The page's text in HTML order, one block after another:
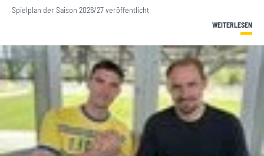
Spielplan der Saison 2026/27 veröffentlicht
WEITERLESEN